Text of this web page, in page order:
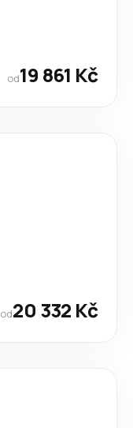
od19 861 Kč
od20 332 Kč